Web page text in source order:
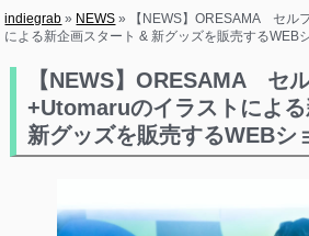
indiegrab » NEWS »
【NEWS】ORESAMA セル
による新企画スタート & 新グッズを販売するWEB
【NEWS】ORESAMA セ
+Utomaruのイラストによ
新グッズを販売するWEBシ